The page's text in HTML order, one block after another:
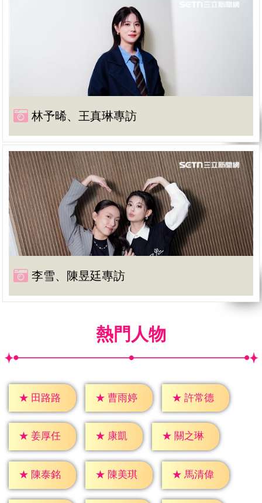
林予晞、王真琳專訪
李雪、陳昱廷專訪
熱門人物
★ 田路路 ★ 曹雨婷 ★ 許常德
★ 姜厚任 ★ 康凱 ★ 關之琳
★ 陳泰銘 ★ 陳美琪 ★ 馬清偉